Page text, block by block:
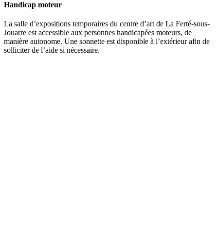
Handicap moteur
La salle d’expositions temporaires du centre d’art de La Ferté-sous-
Jouarre est accessible aux personnes handicapées moteurs, de
manière autonome. Une sonnette est disponible à l’extérieur afin de
solliciter de l’aide si nécessaire.